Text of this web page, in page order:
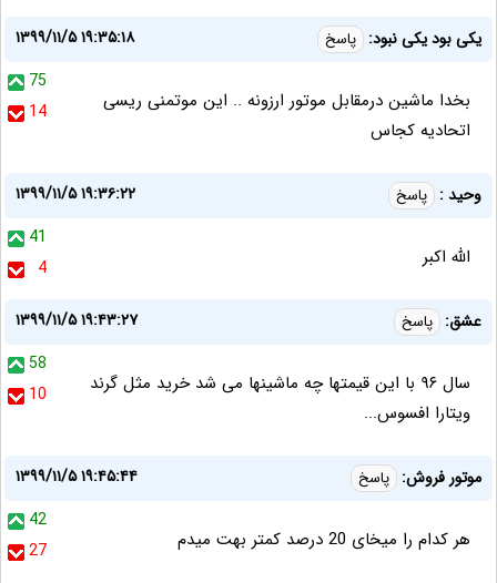
یکی بود یکی نبود: پاسخ
۱۳۹۹/۱۱/۵ ۱۹:۳۵:۱۸
75
14
بخدا ماشین درمقابل موتور ارزونه .. این موتمنی ریسی
اتحادیه کجاس
وحید : پاسخ
۱۳۹۹/۱۱/۵ ۱۹:۳۶:۲۲
41
4
الله اکبر
عشق: پاسخ
۱۳۹۹/۱۱/۵ ۱۹:۴۳:۲۷
58
10
سال ۹۶ با این قیمتها چه ماشینها می شد خرید مثل گرند
ویتارا افسوس...
موتور فروش: پاسخ
۱۳۹۹/۱۱/۵ ۱۹:۴۵:۴۴
42
27
هر کدام را میخای 20 درصد کمتر بهت میدم